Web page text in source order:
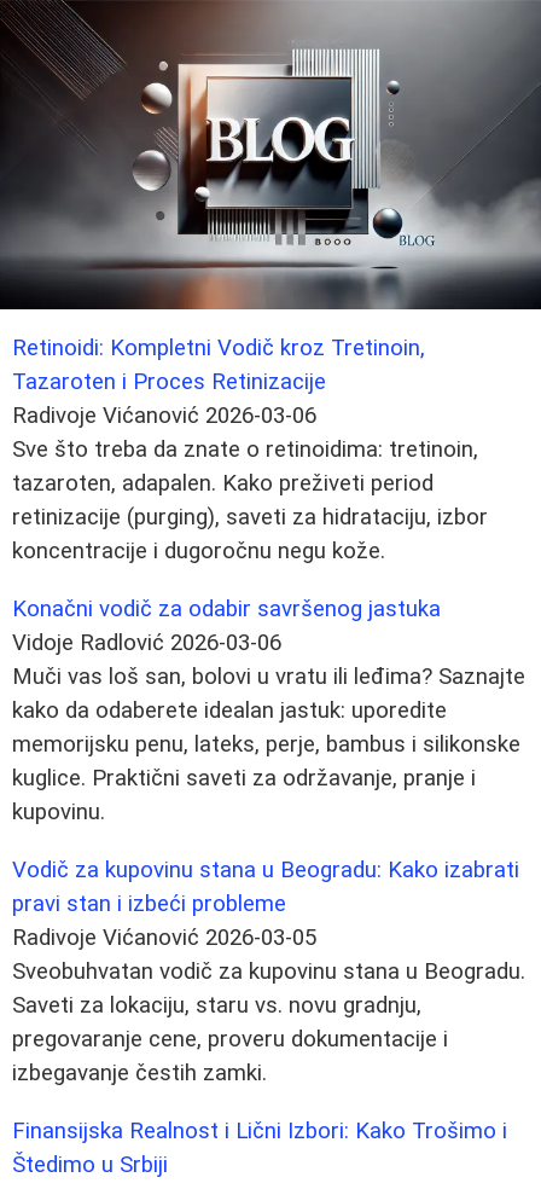
Retinoidi: Kompletni Vodič kroz Tretinoin,
Tazaroten i Proces Retinizacije
Radivoje Vićanović 2026-03-06
Sve što treba da znate o retinoidima: tretinoin,
tazaroten, adapalen. Kako preživeti period
retinizacije (purging), saveti za hidrataciju, izbor
koncentracije i dugoročnu negu kože.
Konačni vodič za odabir savršenog jastuka
Vidoje Radlović 2026-03-06
Muči vas loš san, bolovi u vratu ili leđima? Saznajte
kako da odaberete idealan jastuk: uporedite
memorijsku penu, lateks, perje, bambus i silikonske
kuglice. Praktični saveti za održavanje, pranje i
kupovinu.
Vodič za kupovinu stana u Beogradu: Kako izabrati
pravi stan i izbeći probleme
Radivoje Vićanović 2026-03-05
Sveobuhvatan vodič za kupovinu stana u Beogradu.
Saveti za lokaciju, staru vs. novu gradnju,
pregovaranje cene, proveru dokumentacije i
izbegavanje čestih zamki.
Finansijska Realnost i Lični Izbori: Kako Trošimo i
Štedimo u Srbiji